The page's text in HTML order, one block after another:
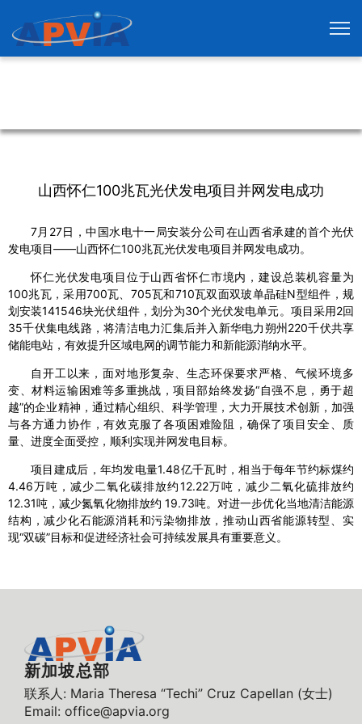
山西怀仁100兆瓦光伏发电项目并网发电成功
7月27日，中国水电十一局安装分公司在山西省承建的首个光伏
发电项目——山西怀仁100兆瓦光伏发电项目并网发电成功。
怀仁光伏发电项目位于山西省怀仁市境内，建设总装机容量为
100兆瓦，采用700瓦、705瓦和710瓦双面双玻单晶硅N型组件，规
划安装141546块光伏组件，划分为30个光伏发电单元。项目采用2回
35千伏集电线路，将清洁电力汇集后并入新华电力朔州220千伏共享
储能电站，有效提升区域电网的调节能力和新能源消纳水平。
自开工以来，面对地形复杂、生态环保要求严格、气候环境多
变、材料运输困难等多重挑战，项目部始终发扬“自强不息，勇于超
越”的企业精神，通过精心组织、科学管理，大力开展技术创新，加强
与各方通力协作，有效克服了各项困难险阻，确保了项目安全、质
量、进度全面受控，顺利实现并网发电目标。
项目建成后，年均发电量1.48亿千瓦时，相当于每年节约标煤约
4.46万吨，减少二氧化碳排放约12.22万吨，减少二氧化硫排放约
12.31吨，减少氮氧化物排放约 19.73吨。对进一步优化当地清洁能源
结构，减少化石能源消耗和污染物排放，推动山西省能源转型、实
现“双碳”目标和促进经济社会可持续发展具有重要意义。
新加坡总部
联系人: Maria Theresa “Techi” Cruz Capellan (女士)
Email: office@apvia.org